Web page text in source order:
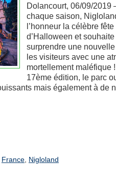
Dolancourt, 06/09/2019
chaque saison,
l’honneur la célèbre fête
d’Halloween et souhaite
surprendre une
les visiteurs avec une
mortellement maléfique
17ème édition, le parc
mais également à de
France, Nigloland